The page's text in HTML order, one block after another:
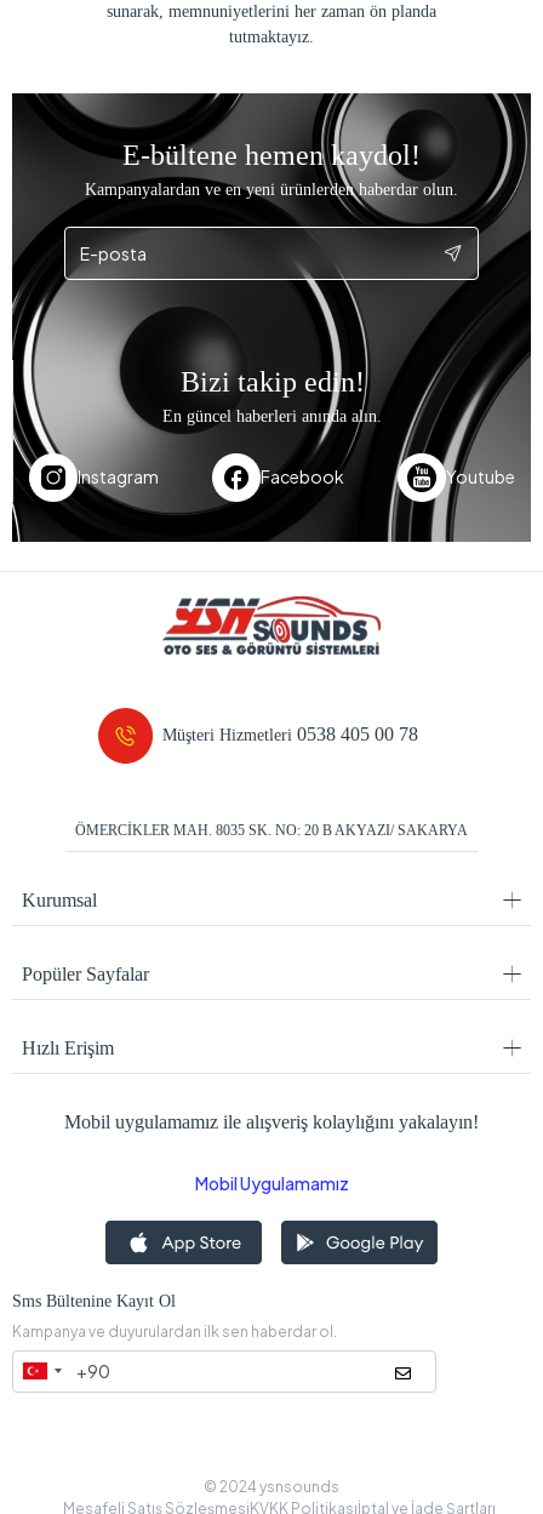
sunarak, memnuniyetlerini her zaman ön planda
tutmaktayız.
E-bültene hemen kaydol!
Kampanyalardan ve en yeni ürünlerden haberdar olun.
Bizi takip edin!
En güncel haberleri anında alın.
Instagram Facebook Youtube
Müşteri Hizmetleri0538 405 00 78
ÖMERCİKLER MAH. 8035 SK. NO: 20 B AKYAZI/ SAKARYA
Kurumsal
Popüler Sayfalar
Hızlı Erişim
Mobil uygulamamız ile alışveriş kolaylığını yakalayın!
Mobil Uygulamamız
Sms Bültenine Kayıt Ol
Kampanya ve duyurulardan ilk sen haberdar ol.
© 2024 ysnsounds
Mesafeli Satış Sözleşmesi KVKK Politikasıİptal ve İade Şartları